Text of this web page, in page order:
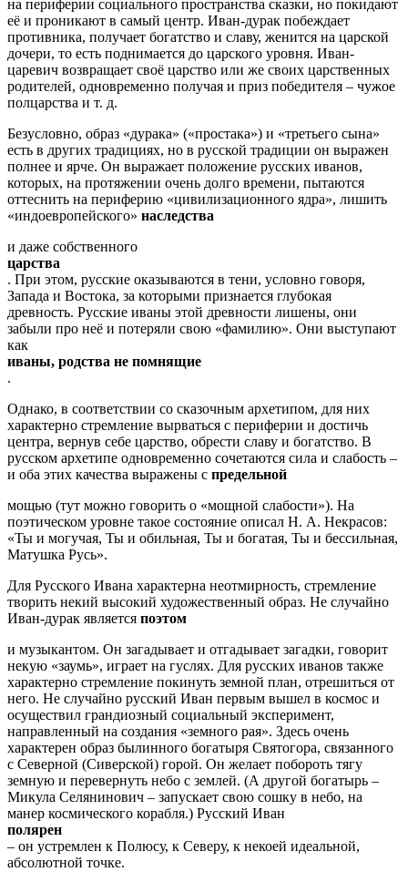
на периферии социального пространства сказки, но покидают
её и проникают в самый центр. Иван-дурак побеждает
противника, получает богатство и славу, женится на царской
дочери, то есть поднимается до царского уровня. Иван-
царевич возвращает своё царство или же своих царственных
родителей, одновременно получая и приз победителя – чужое
полцарства и т. д.
Безусловно, образ «дурака» («простака») и «третьего сына»
есть в других традициях, но в русской традиции он выражен
полнее и ярче. Он выражает положение русских иванов,
которых, на протяжении очень долго времени, пытаются
оттеснить на периферию «цивилизационного ядра», лишить
«индоевропейского» наследства
и даже собственного
царства
. При этом, русские оказываются в тени, условно говоря,
Запада и Востока, за которыми признается глубокая
древность. Русские иваны этой древности лишены, они
забыли про неё и потеряли свою «фамилию». Они выступают
как
иваны, родства не помнящие
.
Однако, в соответствии со сказочным архетипом, для них
характерно стремление вырваться с периферии и достичь
центра, вернув себе царство, обрести славу и богатство. В
русском архетипе одновременно сочетаются сила и слабость –
и оба этих качества выражены с предельной
мощью (тут можно говорить о «мощной слабости»). На
поэтическом уровне такое состояние описал Н. А. Некрасов:
«Ты и могучая, Ты и обильная, Ты и богатая, Ты и бессильная,
Матушка Русь».
Для Русского Ивана характерна неотмирность, стремление
творить некий высокий художественный образ. Не случайно
Иван-дурак является поэтом
и музыкантом. Он загадывает и отгадывает загадки, говорит
некую «заумь», играет на гуслях. Для русских иванов также
характерно стремление покинуть земной план, отрешиться от
него. Не случайно русский Иван первым вышел в космос и
осуществил грандиозный социальный эксперимент,
направленный на создания «земного рая». Здесь очень
характерен образ былинного богатыря Святогора, связанного
с Северной (Сиверской) горой. Он желает побороть тягу
земную и перевернуть небо с землей. (А другой богатырь –
Микула Селянинович – запускает свою сошку в небо, на
манер космического корабля.) Русский Иван
полярен
– он устремлен к Полюсу, к Северу, к некоей идеальной,
абсолютной точке.